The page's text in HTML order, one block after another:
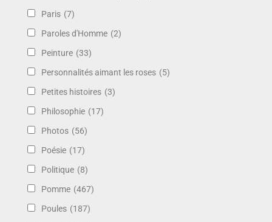
Paris (7)
Paroles d'Homme (2)
Peinture (33)
Personnalités aimant les roses (5)
Petites histoires (3)
Philosophie (17)
Photos (56)
Poésie (17)
Politique (8)
Pomme (467)
Poules (187)